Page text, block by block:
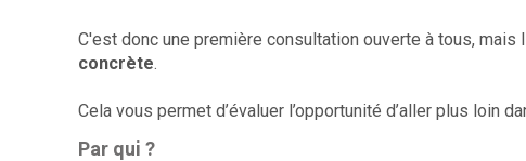
C'est donc une première consultation ouverte à tous, mais
concrète.
Cela vous permet d’évaluer l’opportunité d’aller plus loin
Par qui ?